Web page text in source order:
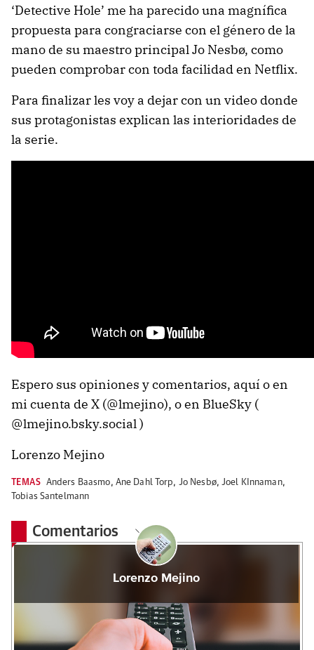
‘Detective Hole’ me ha parecido una magnífica
propuesta para congraciarse con el género de la
mano de su maestro principal Jo Nesbø, como
pueden comprobar con toda facilidad en Netflix.
Para finalizar les voy a dejar con un video donde
sus protagonistas explican las interioridades de
la serie.
Espero sus opiniones y comentarios, aquí o en
mi cuenta de X (@lmejino), o en BlueSky (
@lmejino.bsky.social )
Lorenzo Mejino
TEMAS Anders Baasmo, Ane Dahl Torp, Jo Nesbø,Joel KInnaman,
Tobias Santelmann
Comentarios
Lorenzo Mejino